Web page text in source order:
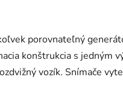
porovnateľný
konštrukcia s
vozík. Snímače